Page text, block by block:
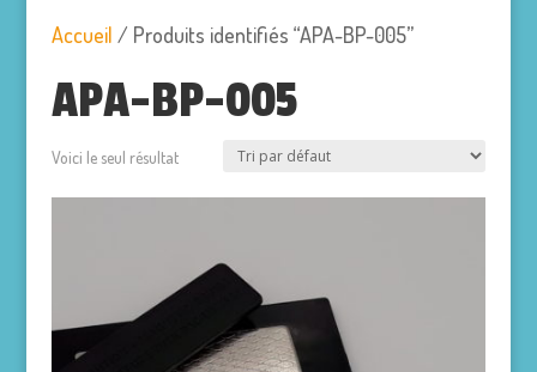
Accueil / Produits identifiés “APA-BP-005”
APA-BP-005
Voici le seul résultat